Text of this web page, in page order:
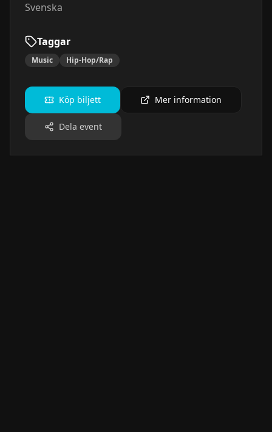
Svenska
Taggar
Music Hip-Hop/Rap
Köp biljett Mer information
Dela event